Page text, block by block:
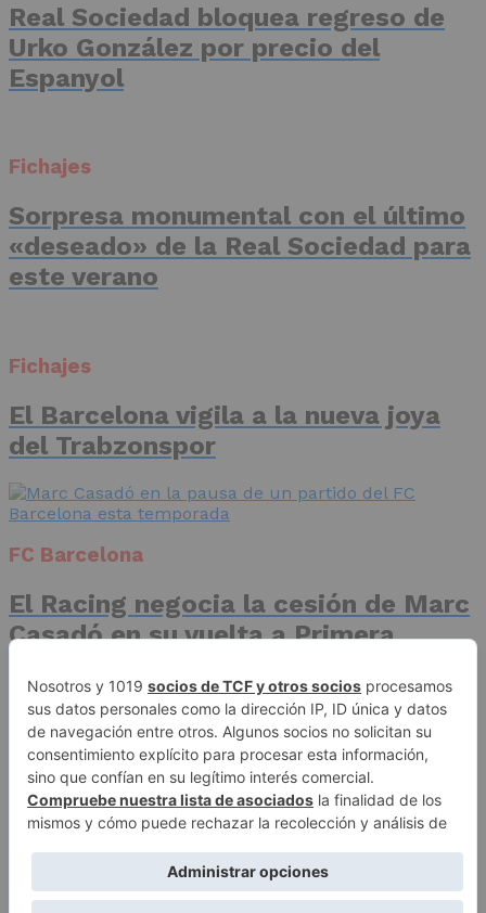
Real Sociedad bloquea regreso de
Urko González por precio del
Espanyol
Fichajes
Sorpresa monumental con el último
«deseado» de la Real Sociedad para
este verano
Fichajes
El Barcelona vigila a la nueva joya
del Trabzonspor
FC Barcelona
El Racing negocia la cesión de Marc
Casadó en su vuelta a Primera
Advertisement
Publicidad
Aviso legal
Política de privacidad
Autores
Contacto
Política editorial
Quiénes somos
ACCESO REDACCIÓN